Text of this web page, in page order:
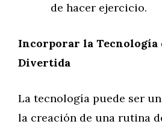
de hacer ejercicio.
Incorporar la Tecnología
Divertida
La tecnología puede ser
la creación de una rutina